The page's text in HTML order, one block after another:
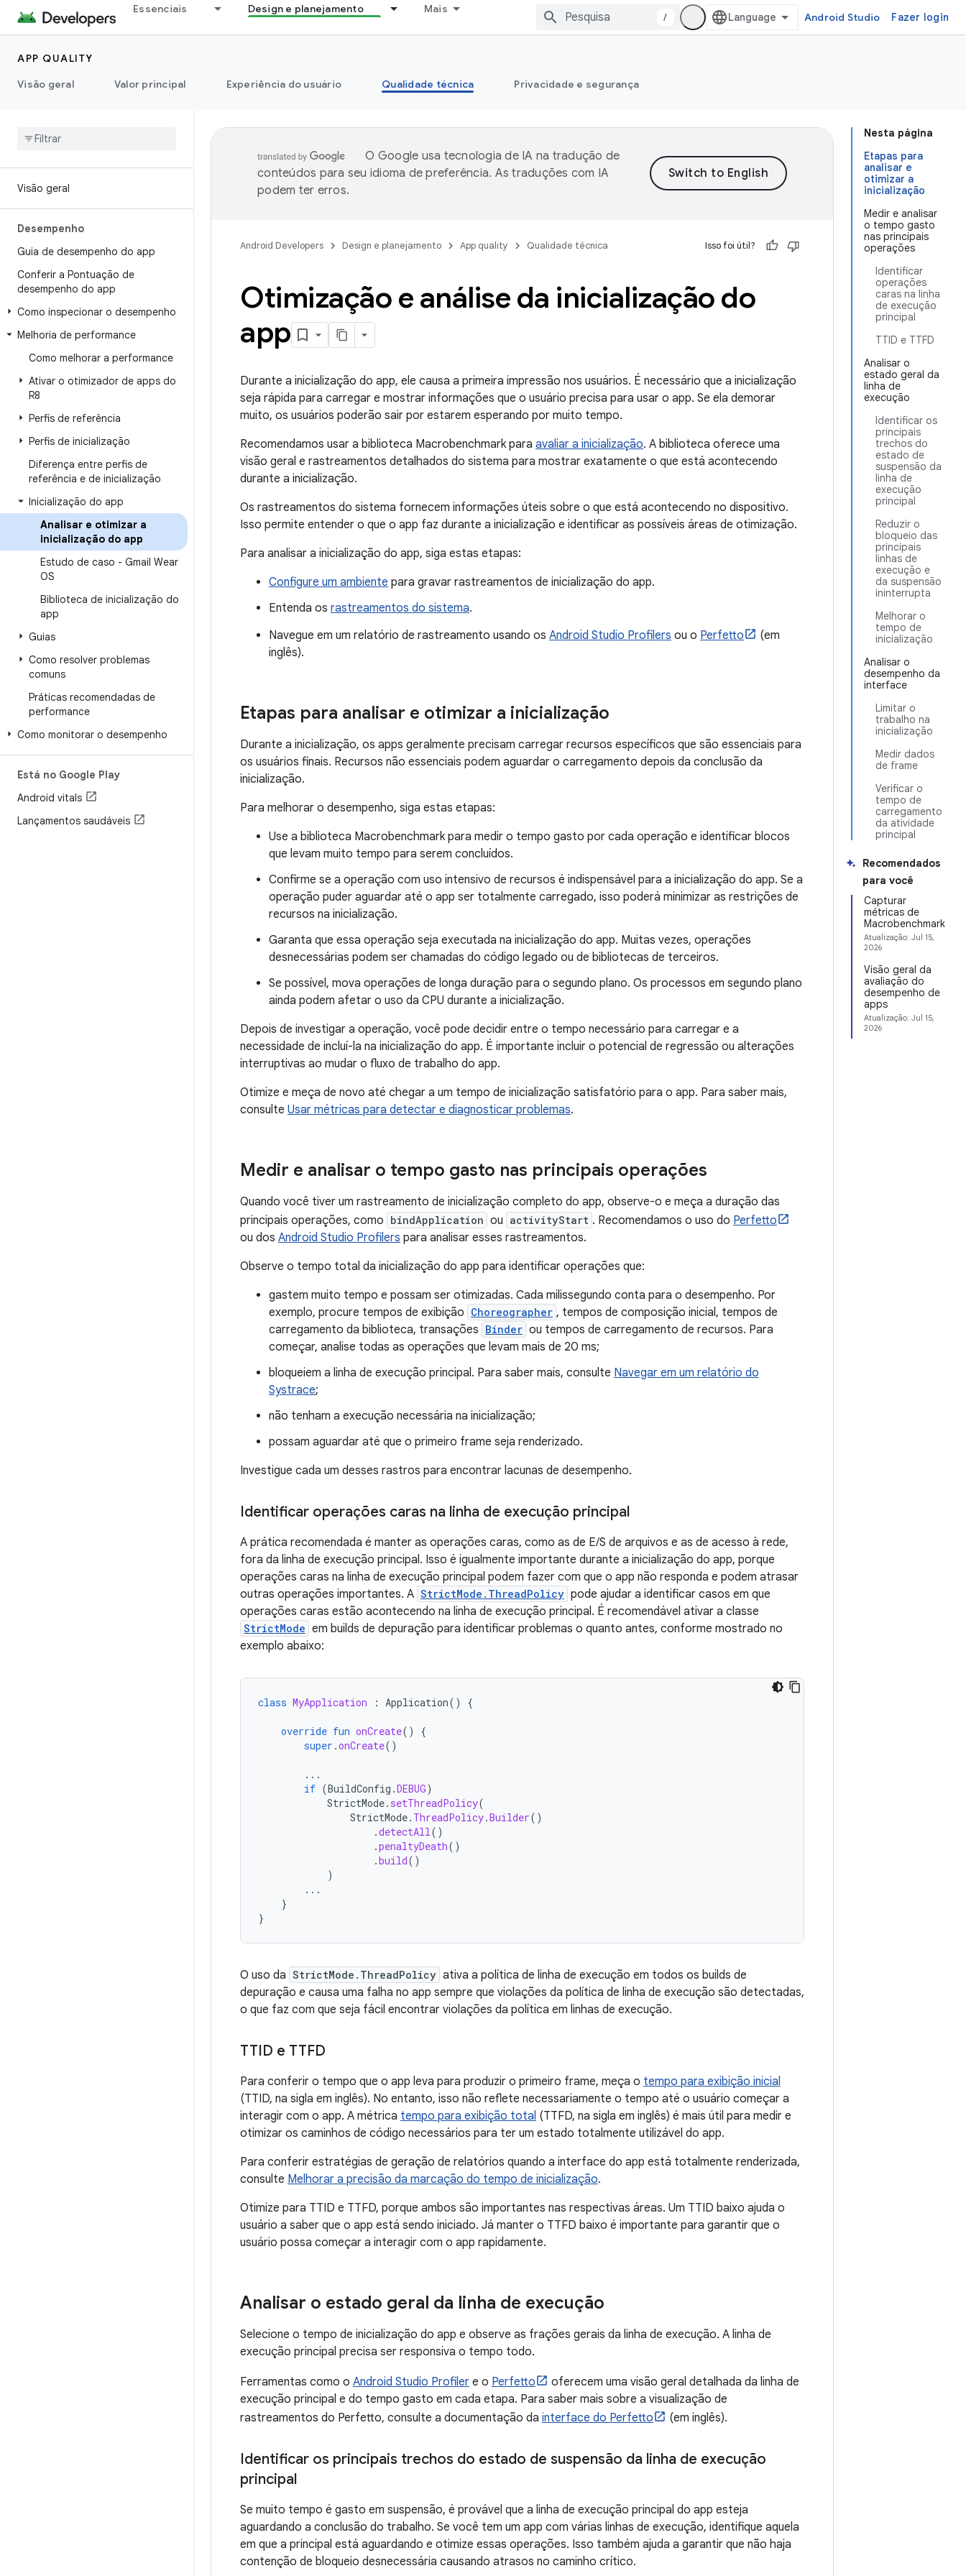
Essenciais Design e planejamento Mais
/ Android Studio Fazer login
APP QUALITY
Visão geral
Valor principal Experiência do usuário Qualidade técnica Privacidade e segurança
Visão geral
Desempenho
Guia de desempenho do app
Conferir a Pontuação de
desempenho do app
Como inspecionar o desempenho
Melhoria de performance
Como melhorar a performance
Ativar o otimizador de apps do
R8
Perfis de referência
Perfis de inicialização
Diferença entre perfis de
referência e de inicialização
Inicialização do app
Analisar e otimizar a
inicialização do app
Estudo de caso - Gmail Wear
OS
Biblioteca de inicialização do
app
Guias
Como resolver problemas
comuns
Práticas recomendadas de
performance
Como monitorar o desempenho
Está no Google Play
Android vitals
Lançamentos saudáveis
Nesta página
Etapas para
analisar e
otimizar a
inicialização
Medir e analisar
o tempo gasto
nas principais
operações
Identificar
operações
caras na linha
de execução
principal
TTID e TTFD
Analisar o
estado geral da
linha de
execução
Identificar os
principais
trechos do
estado de
suspensão da
linha de
execução
principal
Reduzir o
bloqueio das
principais
linhas de
execução e
da suspensão
ininterrupta
Melhorar o
tempo de
inicialização
Analisar o
desempenho da
interface
Limitar o
trabalho na
inicialização
Medir dados
de frame
Verificar o
tempo de
carregamento
da atividade
principal
Recomendados
para você
Capturar
métricas de
Macrobenchmark
Atualização: Jul 15,
2026
Visão geral da
avaliação do
desempenho de
apps
Atualização: Jul 15,
2026
O Google usa tecnologia de IA na tradução de
conteúdos para seu idioma de preferência. As traduções com IA
podem ter erros.
Android Developers Design e planejamento App quality Qualidade técnica Isso foi útil?
Otimização e análise da inicialização do
app
Durante a inicialização do app, ele causa a primeira impressão nos usuários. É necessário que a inicialização
seja rápida para carregar e mostrar informações que o usuário precisa para usar o app. Se ela demorar
muito, os usuários poderão sair por estarem esperando por muito tempo.
Recomendamos usar a biblioteca Macrobenchmark para avaliar a inicialização. A biblioteca oferece uma
visão geral e rastreamentos detalhados do sistema para mostrar exatamente o que está acontecendo
durante a inicialização.
Os rastreamentos do sistema fornecem informações úteis sobre o que está acontecendo no dispositivo.
Isso permite entender o que o app faz durante a inicialização e identificar as possíveis áreas de otimização.
Para analisar a inicialização do app, siga estas etapas:
Configure um ambiente para gravar rastreamentos de inicialização do app.
Entenda os rastreamentos do sistema.
Navegue em um relatório de rastreamento usando os Android Studio Profilers ou o Perfetto
(em
inglês).
Etapas para analisar e otimizar a inicialização
Durante a inicialização, os apps geralmente precisam carregar recursos específicos que são essenciais para
os usuários finais. Recursos não essenciais podem aguardar o carregamento depois da conclusão da
inicialização.
Para melhorar o desempenho, siga estas etapas:
Use a biblioteca Macrobenchmark para medir o tempo gasto por cada operação e identificar blocos
que levam muito tempo para serem concluídos.
Confirme se a operação com uso intensivo de recursos é indispensável para a inicialização do app. Se a
operação puder aguardar até o app ser totalmente carregado, isso poderá minimizar as restrições de
recursos na inicialização.
Garanta que essa operação seja executada na inicialização do app. Muitas vezes, operações
desnecessárias podem ser chamadas do código legado ou de bibliotecas de terceiros.
Se possível, mova operações de longa duração para o segundo plano. Os processos em segundo plano
ainda podem afetar o uso da CPU durante a inicialização.
Depois de investigar a operação, você pode decidir entre o tempo necessário para carregar e a
necessidade de incluí-la na inicialização do app. É importante incluir o potencial de regressão ou alterações
interruptivas ao mudar o fluxo de trabalho do app.
Otimize e meça de novo até chegar a um tempo de inicialização satisfatório para o app. Para saber mais,
consulte Usar métricas para detectar e diagnosticar problemas.
Medir e analisar o tempo gasto nas principais operações
Quando você tiver um rastreamento de inicialização completo do app, observe-o e meça a duração das
principais operações, como bindApplication ou activityStart . Recomendamos o uso do Perfetto
ou dos Android Studio Profilers para analisar esses rastreamentos.
Observe o tempo total da inicialização do app para identificar operações que:
gastem muito tempo e possam ser otimizadas. Cada milissegundo conta para o desempenho. Por
exemplo, procure tempos de exibição Choreographer , tempos de composição inicial, tempos de
carregamento da biblioteca, transações Binder ou tempos de carregamento de recursos. Para
começar, analise todas as operações que levam mais de 20 ms;
bloqueiem a linha de execução principal. Para saber mais, consulte Navegar em um relatório do
Systrace;
não tenham a execução necessária na inicialização;
possam aguardar até que o primeiro frame seja renderizado.
Investigue cada um desses rastros para encontrar lacunas de desempenho.
Identificar operações caras na linha de execução principal
A prática recomendada é manter as operações caras, como as de E/S de arquivos e as de acesso à rede,
fora da linha de execução principal. Isso é igualmente importante durante a inicialização do app, porque
operações caras na linha de execução principal podem fazer com que o app não responda e podem atrasar
outras operações importantes. A StrictMode.ThreadPolicy pode ajudar a identificar casos em que
operações caras estão acontecendo na linha de execução principal. É recomendável ativar a classe
StrictMode em builds de depuração para identificar problemas o quanto antes, conforme mostrado no
exemplo abaixo:
class MyApplication : Application() {
override fun onCreate()
{
super .onCreate()
...
if (BuildConfig .DEBUG)
StrictMode. setThreadPolicy(
StrictMode. ThreadPolicy.Builder()
.detectAll()
.penaltyDeath()
.build()
)
...
}
}
O uso da StrictMode.ThreadPolicy ativa a política de linha de execução em todos os builds de
depuração e causa uma falha no app sempre que violações da política de linha de execução são detectadas,
o que faz com que seja fácil encontrar violações da política em linhas de execução.
TTID e TTFD
Para conferir o tempo que o app leva para produzir o primeiro frame, meça o tempo para exibição inicial
(TTID, na sigla em inglês). No entanto, isso não reflete necessariamente o tempo até o usuário começar a
interagir com o app. A métrica tempo para exibição total (TTFD, na sigla em inglês) é mais útil para medir e
otimizar os caminhos de código necessários para ter um estado totalmente utilizável do app.
Para conferir estratégias de geração de relatórios quando a interface do app está totalmente renderizada,
consulte Melhorar a precisão da marcação do tempo de inicialização.
Otimize para TTID e TTFD, porque ambos são importantes nas respectivas áreas. Um TTID baixo ajuda o
usuário a saber que o app está sendo iniciado. Já manter o TTFD baixo é importante para garantir que o
usuário possa começar a interagir com o app rapidamente.
Analisar o estado geral da linha de execução
Selecione o tempo de inicialização do app e observe as frações gerais da linha de execução. A linha de
execução principal precisa ser responsiva o tempo todo.
Ferramentas como o Android Studio Profiler e o Perfetto
oferecem uma visão geral detalhada da linha de
execução principal e do tempo gasto em cada etapa. Para saber mais sobre a visualização de
rastreamentos do Perfetto, consulte a documentação da interface do Perfetto (em inglês).
Identificar os principais trechos do estado de suspensão da linha de execução
principal
Se muito tempo é gasto em suspensão, é provável que a linha de execução principal do app esteja
aguardando a conclusão do trabalho. Se você tem um app com várias linhas de execução, identifique aquela
em que a principal está aguardando e otimize essas operações. Isso também ajuda a garantir que não haja
contenção de bloqueio desnecessária causando atrasos no caminho crítico.